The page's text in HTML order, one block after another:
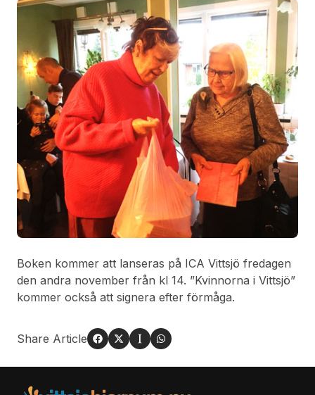
Boken kommer att lanseras på ICA Vittsjö fredagen
den andra november från kl 14. ”Kvinnorna i Vittsjö”
kommer också att signera efter förmåga.
Share Article